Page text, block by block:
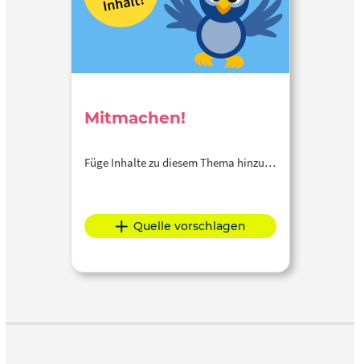
Mitmachen!
Füge Inhalte zu diesem Thema hinzu…
Quelle vorschlagen